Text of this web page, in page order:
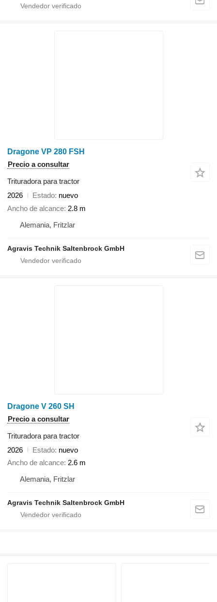
Dragone VP 280 FSH
Precio a consultar
Trituradora para tractor
2026
Estado nuevo
Ancho de alcance 2.8 m
Alemania, Fritzlar
Agravis Technik Saltenbrock GmbH
Dragone V 260 SH
Precio a consultar
Trituradora para tractor
2026
Estado nuevo
Ancho de alcance 2.6 m
Alemania, Fritzlar
Agravis Technik Saltenbrock GmbH